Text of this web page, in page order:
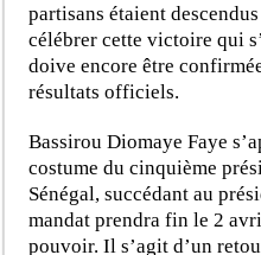
partisans étaient
célébrer cette victoire qui
doive encore être
résultats officiels.
Bassirou Diomaye Faye
costume du cinquième
Sénégal, succédant au
mandat prendra fin le 2
pouvoir. Il s’agit d’un